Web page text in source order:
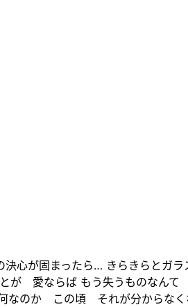
心が固まったら… きらきらと
が 愛ならば もう失うものなん
のか この頃 それが分からな